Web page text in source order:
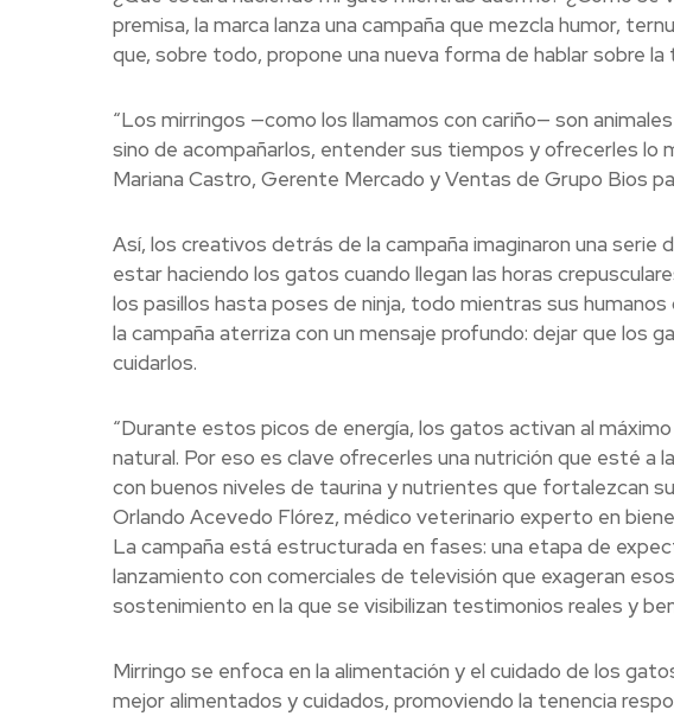
premisa, la marca lanza una campaña que mezcla humor,
que, sobre todo, propone una nueva forma de hablar sobre la
“Los mirringos —como los llamamos con cariño— son
sino de acompañarlos, entender sus tiempos y ofrecerles lo
Mariana Castro, Gerente Mercado y Ventas de Grupo Bios
Así, los creativos detrás de la campaña imaginaron una serie
estar haciendo los gatos cuando llegan las horas
los pasillos hasta poses de ninja, todo mientras sus
la campaña aterriza con un mensaje profundo: dejar que los
cuidarlos.
“Durante estos picos de energía, los gatos activan al
natural. Por eso es clave ofrecerles una nutrición que esté a
con buenos niveles de taurina y nutrientes que fortalezcan
Orlando Acevedo Flórez, médico veterinario experto en
La campaña está estructurada en fases: una etapa de
lanzamiento con comerciales de televisión que exageran
sostenimiento en la que se visibilizan testimonios reales y
Mirringo se enfoca en la alimentación y el cuidado de los
mejor alimentados y cuidados, promoviendo la tenencia